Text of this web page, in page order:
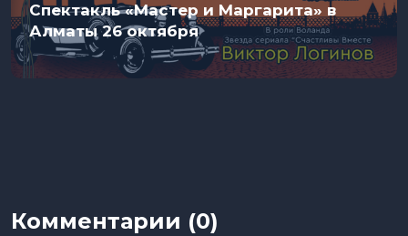
Спектакль «Мастер и Маргарита» в
Алматы 26 октября
Комментарии (0)